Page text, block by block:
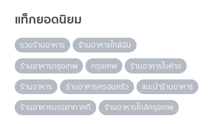
แท็กยอดนิยม
รวมร้านอาหาร
ร้านอาหารใกล้ฉัน
ร้านอาหารกรุงเทพ
กรุงเทพ
ร้านอาหารในห้าง
ร้านอาหาร
ร้านอาหารครอบครัว
แนะนำร้านอาหาร
ร้านอาหารบรรยากาศดี
ร้านอาหารใกล้กรุงเทพ